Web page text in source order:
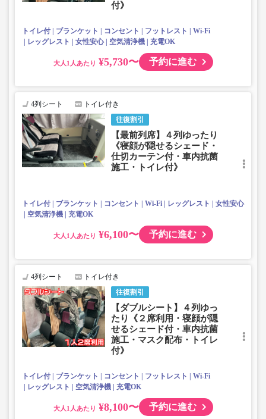
付》
トイレ付 ブランケット コンセント フットレスト
Wi-Fi
レッグレスト
女性安心 空気清浄機 充電OK
大人 ¥5,730〜 予約に進む
往復割引
4列シート トイレ付き
【最前列席】４列ゆったり
《寝顔が隠せるシェード・
仕切カーテン付・車内抗菌
施工・トイレ付》
トイレ付 ブランケット コンセント Wi-Fi レッグレスト
女性安心
空気清浄機
充電OK
大人 ¥6,100〜 予約に進む
往復割引
4列シート トイレ付き
【ダブルシート】４列ゆっ
たり《２席利用・寝顔が隠
せるシェード付・車内抗菌
施工・マスク配布・トイレ
付》
トイレ付 ブランケット コンセント フットレスト
Wi-Fi
レッグレスト
空気清浄機 充電OK
大人 ¥8,100〜 予約に進む